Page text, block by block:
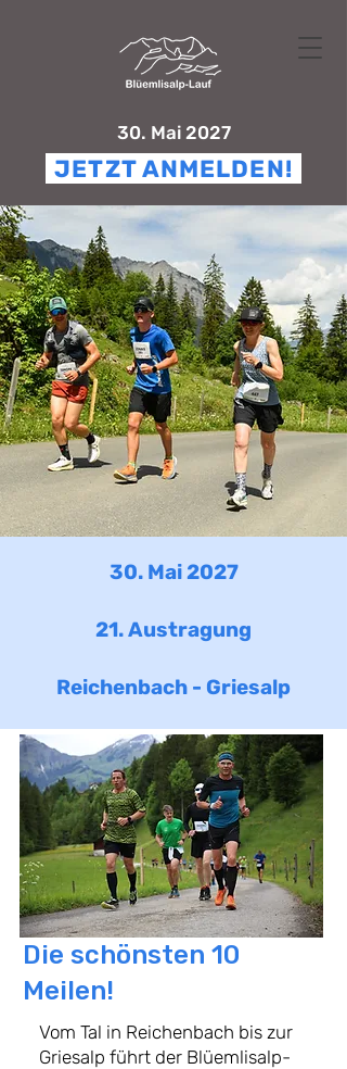
30. Mai 2027
JETZT ANMELDEN!
30. Mai 2027
21. Austragung
Reichenbach - Griesalp
Die schönsten 10
Meilen!
Vom Tal in Reichenbach bis zur
Griesalp führt der Blüemlisalp-